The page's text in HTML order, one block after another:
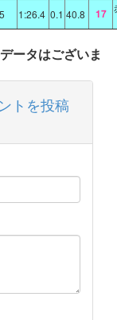
1:26.4 0.1 40.8 17
ータはございま
トを投稿